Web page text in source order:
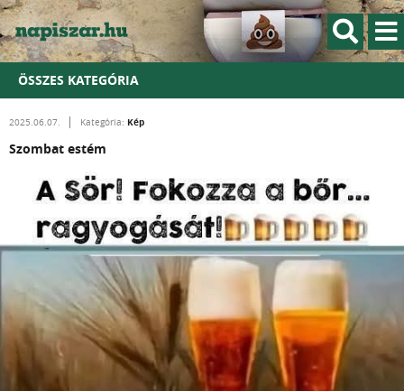
ÖSSZES KATEGÓRIA
2025.06.07. Kategória: Kép
Szombat estém